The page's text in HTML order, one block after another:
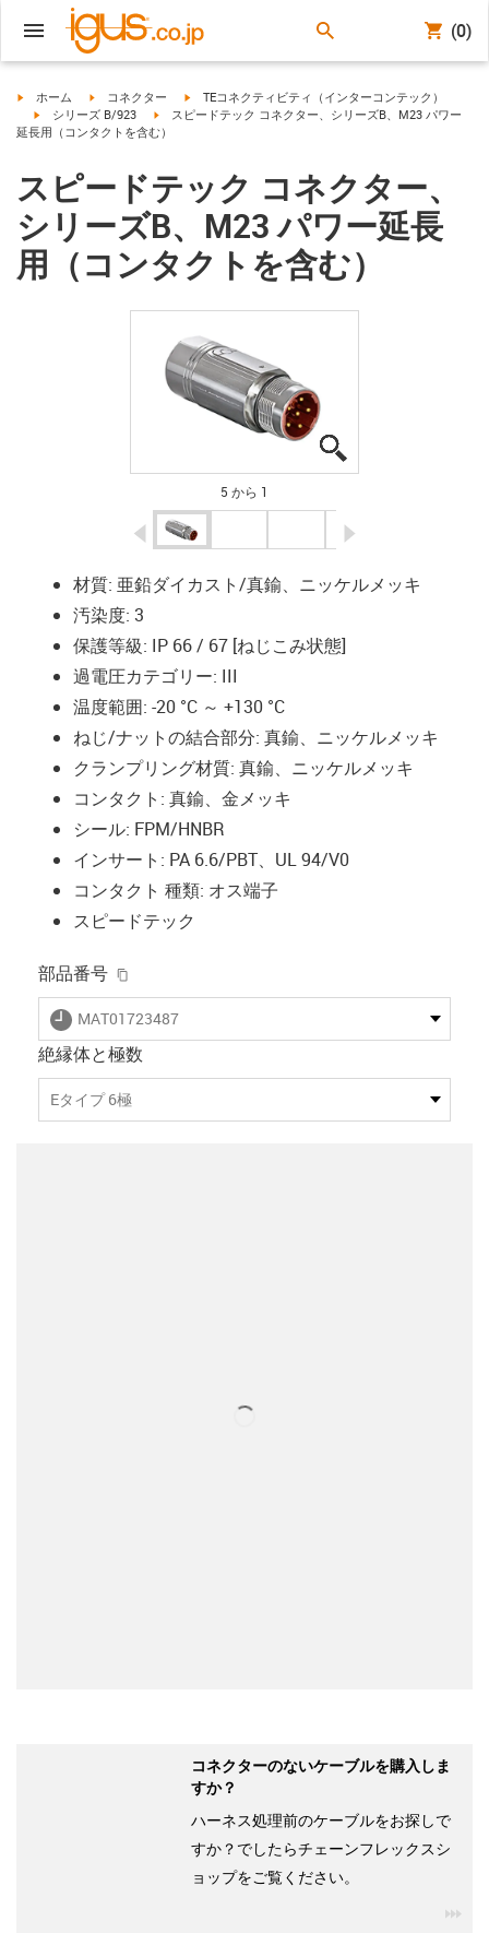
(0)
igus-icon-arrow-right
ホーム igus-icon-arrow-right
コネクター igus-icon-arrow-right
TEコネクティビティ（インターコンテック）
igus-icon-arrow-right
シリーズ B/923 igus-icon-arrow-right
スピードテック コネクター、シリーズB、M23 パワー
延長用（コンタクトを含む）
スピードテック コネクター、
シリーズB、M23 パワー延長
用（コンタクトを含む）
5 から 1
igus-icon-arrow-left
材質: 亜鉛ダイカスト/真鍮、ニッケルメッキ
汚染度: 3
保護等級: IP 66 / 67 [ねじこみ状態]
過電圧カテゴリー: III
温度範囲: -20 °C ～ +130 °C
ねじ/ナットの結合部分: 真鍮、ニッケルメッキ
クランプリング材質: 真鍮、ニッケルメッキ
コンタクト: 真鍮、金メッキ
シール: FPM/HNBR
インサート: PA 6.6/PBT、UL 94/V0
コンタクト 種類: オス端子
スピードテック
部品番号
igus-icon-lieferzeit
MAT01723487
絶縁体と極数
Eタイプ 6極
コネクターのないケーブルを購入しま
すか？
ハーネス処理前のケーブルをお探しで
すか？でしたらチェーンフレックスシ
ョップをご覧ください。